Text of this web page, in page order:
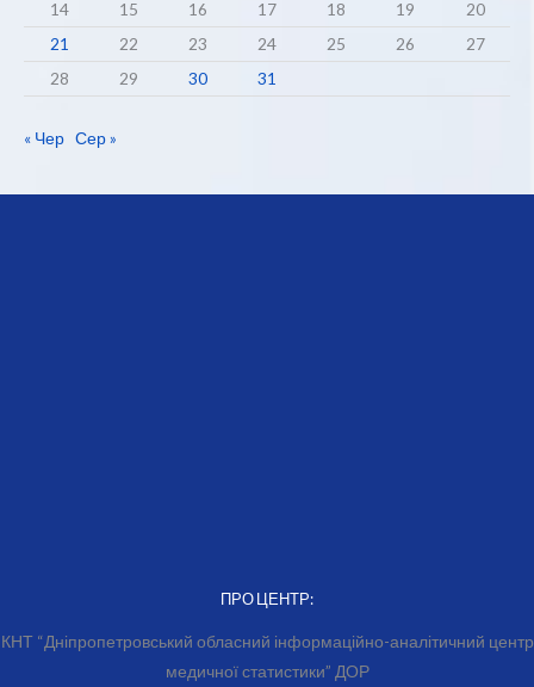
14
15 16 17 18 19
20
21
22 23 24 25 26
27
28
29 30 31
« Чер Сер »
ПРО ЦЕНТР:
КНТ “Дніпропетровський обласний інформаційно-аналітичний центр
медичної статистики” ДОР